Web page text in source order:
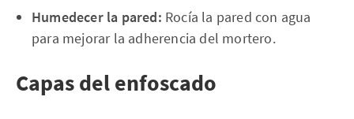
Humedecer la pared: Rocía la pared con agua
para mejorar la adherencia del mortero.
Capas del enfoscado